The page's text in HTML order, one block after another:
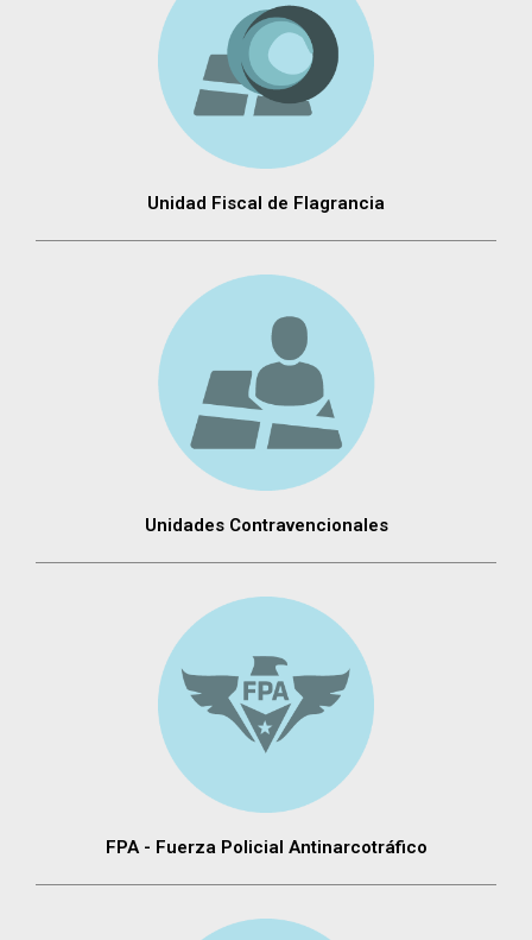
Unidad Fiscal de Flagrancia
Unidades Contravencionales
FPA - Fuerza Policial Antinarcotráfico